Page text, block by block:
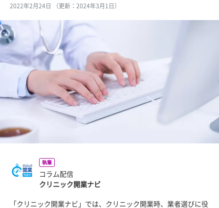
電子カルテ・ICT
集患のコツ セミナー
2022年2月24日 （更新：2024年3月1日）
執筆
コラム配信
クリニック開業ナビ
「クリニック開業ナビ」では、クリニック開業時、業者選びに役